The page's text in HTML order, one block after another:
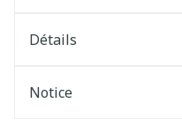
Détails
Notice